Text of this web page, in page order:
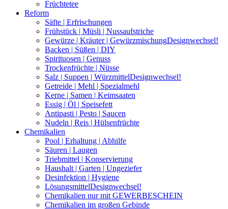
Früchtetee
Reform
Säfte | Erfrischungen
Frühstück | Müsli | Nussaufstriche
Gewürze | Kräuter | GewürzmischungDesignwechsel!
Backen | Süßen | DIY
Spirituosen | Genuss
Trockenfrüchte | Nüsse
Salz | Suppen | WürzmittelDesignwechsel!
Getreide | Mehl | Spezialmehl
Kerne | Samen | Keimsaaten
Essig | Öl | Speisefett
Antipasti | Pesto | Saucen
Nudeln | Reis | Hülsenfrüchte
Chemikalien
Pool | Erhaltung | Abhilfe
Säuren | Laugen
Triebmittel | Konservierung
Haushalt | Garten | Ungeziefer
Desinfektion | Hygiene
LösungsmittelDesignwechsel!
Chemikalien nur mit GEWERBESCHEIN
Chemikalien im großen Gebinde